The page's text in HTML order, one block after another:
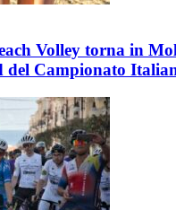
Volley torna in
del Campionato